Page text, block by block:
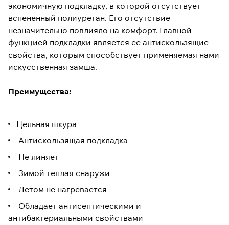
экономичную подкладку, в которой отсутствует
вспененный полиуретан. Его отсутствие
незначительно повлияло на комфорт. Главной
функцией подкладки является ее антискользящие
свойства, которым способствует применяемая нами
искусственная замша.
Преимущества:
Цельная шкура
Антискользящая подкладка
Не линяет
Зимой теплая снаружи
Летом не нагревается
Обладает антисептическими и
антибактериальными свойствами